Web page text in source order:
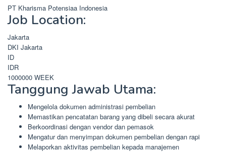
PT Kharisma Potensiaa Indonesia
Job Location:
Jakarta
DKI Jakarta
ID
IDR
1000000 WEEK
Tanggung Jawab Utama:
Mengelola dokumen administrasi pembelian
Memastikan pencatatan barang yang dibeli secara akurat
Berkoordinasi dengan vendor dan pemasok
Mengatur dan menyimpan dokumen pembelian dengan rapi
Melaporkan aktivitas pembelian kepada manajemen